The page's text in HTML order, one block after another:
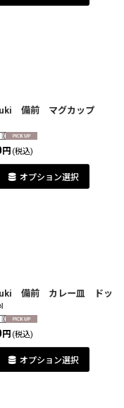
備前 マグカップ
円 (税込)
オプション選択
備前 カレー皿 ドッ
円 (税込)
オプション選択